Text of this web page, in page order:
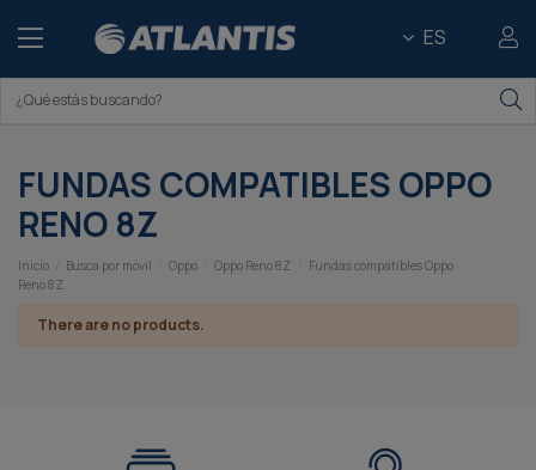
ES
FUNDAS COMPATIBLES OPPO
RENO 8Z
Inicio Busca por móvil Oppo Oppo Reno 8Z
Fundas compatibles Oppo
Reno 8Z
There are no products.